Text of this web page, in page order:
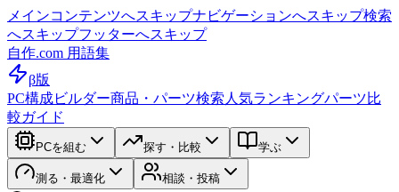
メインコンテンツへスキップナビゲーションへスキップ検索
へスキップフッターへスキップ
自作.com 用語集
β版
PC構成ビルダー商品・パーツ検索 人気ランキングパーツ比
較ガイド
PCを組む 探す・比較 学ぶ
測る・最適化 相談・投稿